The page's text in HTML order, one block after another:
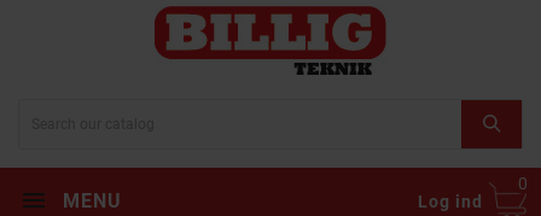
MENU Log ind
0